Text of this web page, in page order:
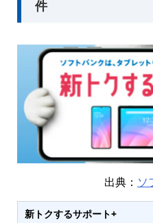
件
出典： ソ
新トクするサポート+